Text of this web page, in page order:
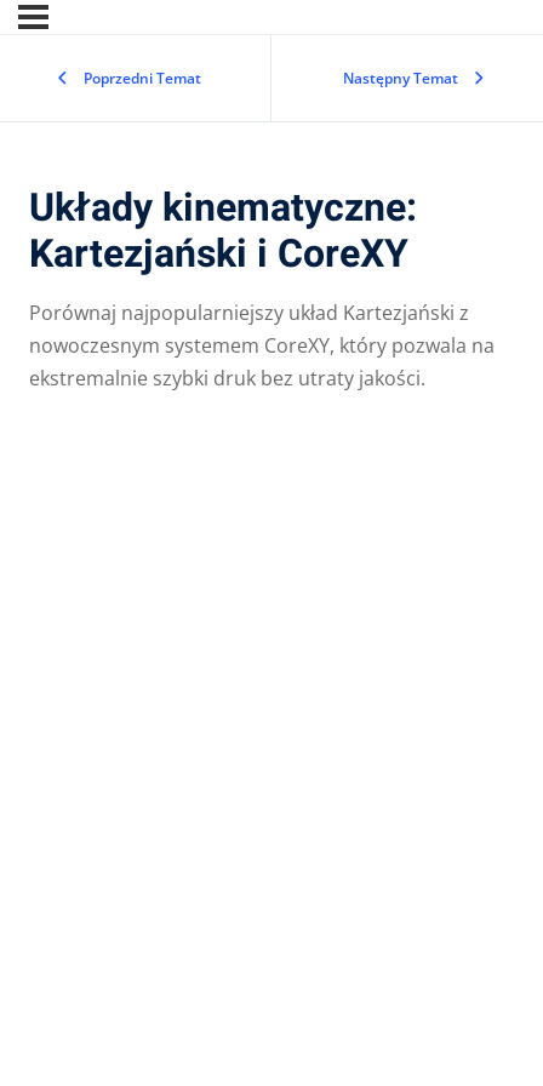
Poprzedni Temat Następny Temat
Układy kinematyczne:
Kartezjański i CoreXY
Porównaj najpopularniejszy układ Kartezjański z
nowoczesnym systemem CoreXY, który pozwala na
ekstremalnie szybki druk bez utraty jakości.